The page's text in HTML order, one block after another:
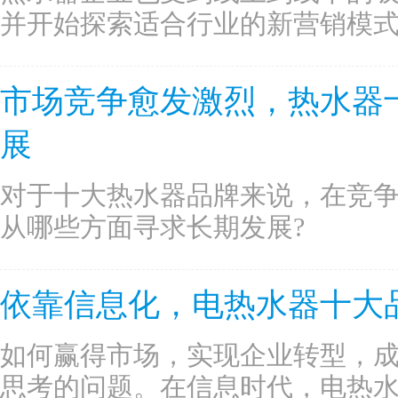
并开始探索适合行业的新营销模
市场竞争愈发激烈，热水
展
对于十大热水器品牌来说，在竞
从哪些方面寻求长期发展?
依靠信息化，电热水器十大
如何赢得市场，实现企业转型，
思考的问题。在信息时代，电热